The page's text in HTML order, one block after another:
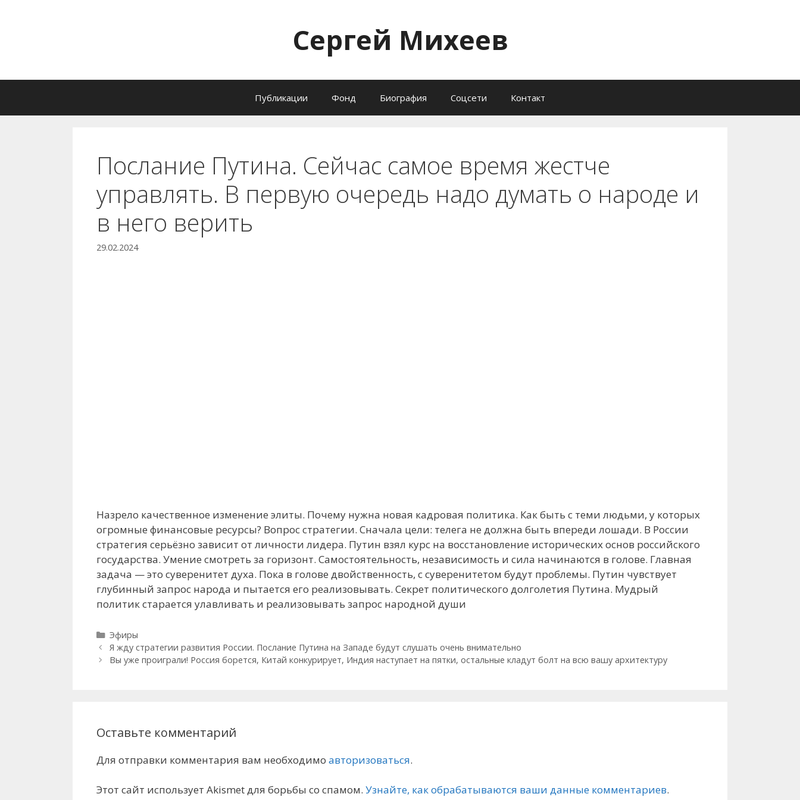
Сергей Михеев
Публикации Фонд Биография Соцсети Контакт
Послание Путина. Сейчас самое время жестче
управлять. В первую очередь надо думать о народе и
в него верить
29.02.2024
Назрело качественное изменение элиты. Почему нужна новая кадровая политика. Как быть с теми людьми, у которых
огромные финансовые ресурсы? Вопрос стратегии. Сначала цели: телега не должна быть впереди лошади. В России
стратегия серьёзно зависит от личности лидера. Путин взял курс на восстановление исторических основ российского
государства. Умение смотреть за горизонт. Самостоятельность, независимость и сила начинаются в голове. Главная
задача — это суверенитет духа. Пока в голове двойственность, с суверенитетом будут проблемы. Путин чувствует
глубинный запрос народа и пытается его реализовывать. Секрет политического долголетия Путина. Мудрый
политик старается улавливать и реализовывать запрос народной души
Рубрики
Эфиры
Я жду стратегии развития России. Послание Путина на Западе будут слушать очень внимательно
Вы уже проиграли! Россия борется, Китай конкурирует, Индия наступает на пятки, остальные кладут болт на всю вашу архитектуру
Оставьте комментарий
Для отправки комментария вам необходимо авторизоваться.
Этот сайт использует Akismet для борьбы со спамом. Узнайте, как обрабатываются ваши данные комментариев.